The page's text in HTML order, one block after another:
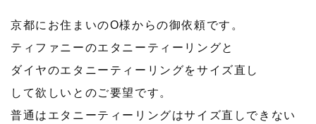
京都にお住まいのO様からの御依頼です。
ティファニーのエタニーティーリングと
ダイヤのエタニーティーリングをサイズ直し
して欲しいとのご要望です。
普通はエタニーティーリングはサイズ直しできない